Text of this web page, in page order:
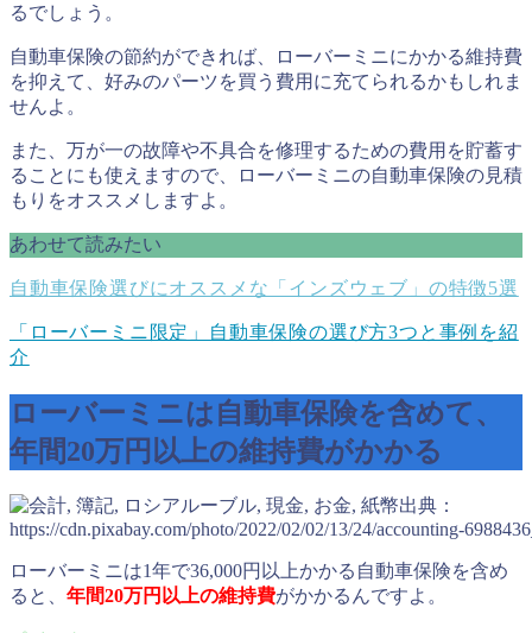
るでしょう。
自動車保険の節約ができれば、ローバーミニにかかる維持費
を抑えて、好みのパーツを買う費用に充てられるかもしれま
せんよ。
また、万が一の故障や不具合を修理するための費用を貯蓄す
ることにも使えますので、ローバーミニの自動車保険の見積
もりをオススメしますよ。
あわせて読みたい
自動車保険選びにオススメな「インズウェブ」の特徴5選
「ローバーミニ限定」自動車保険の選び方3つと事例を紹
介
ローバーミニは自動車保険を含めて、
年間20万円以上の維持費がかかる
出典：
https://cdn.pixabay.com/photo/2022/02/02/13/24/accounting-
ローバーミニは1年で36,000円以上かかる自動車保険を含め
ると、 年間20万円以上の維持費がかかるんですよ。